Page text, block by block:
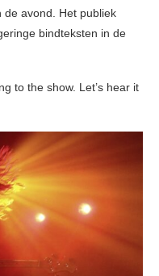
de avond. Het publiek
bindteksten in de
to the show. Let’s hear it